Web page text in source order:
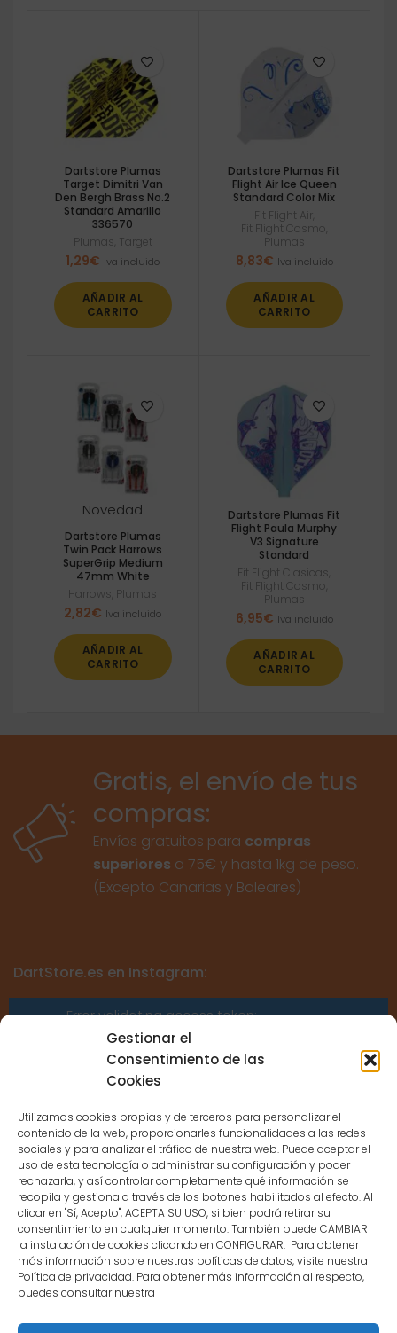
Gestionar el
Consentimiento de las
Cookies
Utilizamos cookies propias y de terceros para personalizar el
contenido de la web, proporcionarles funcionalidades a las redes
sociales y para analizar el tráfico de nuestra web. Puede aceptar el
uso de esta tecnología o administrar su configuración y poder
rechazarla, y así controlar completamente qué información se
recopila y gestiona a través de los botones habilitados al efecto. Al
clicar en "Sí, Acepto", ACEPTA SU USO, si bien podrá retirar su
consentimiento en cualquier momento. También puede CAMBIAR
la instalación de cookies clicando en CONFIGURAR. Para obtener
más información sobre nuestras políticas de datos, visite nuestra
Política de privacidad. Para obtener más información al respecto,
puedes consultar nuestra
Dartstore Plumas
Target Dimitri Van
Den Bergh Brass No.2
Standard Amarillo
336570
Plumas Target
1,29€ Iva incluido
AÑADIR AL
CARRITO
Dartstore Plumas Fit
Flight Air Ice Queen
Standard Color Mix
Fit Flight Air
Fit Flight Cosmo
Plumas
8,83€ Iva incluido
AÑADIR AL
CARRITO
Novedad
Dartstore Plumas
Twin Pack Harrows
SuperGrip Medium
47mm White
Harrows Plumas
2,82€ Iva incluido
AÑADIR AL
CARRITO
Dartstore Plumas Fit
Flight Paula Murphy
V3 Signature
Standard
Fit Flight Clasicas
Fit Flight Cosmo
Plumas
6,95€ Iva incluido
AÑADIR AL
CARRITO
Gratis, el envío de tus
compras:
Envíos gratuitos para compras
superiores a 75€ y hasta 1kg de peso.
(Excepto Canarias y Baleares)
DartStore.es en Instagram:
Error validating access token:
Sessions for the user are not allowed
because the user is not a confirmed
CONTACTO
MENÚ PRINCIPAL
MI CUENTA